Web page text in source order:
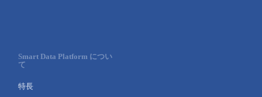
Smart Data Platform につい
て
特長